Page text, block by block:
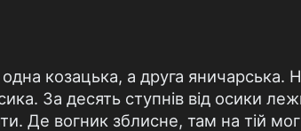
козацька, а друга яничарська.
За десять ступнів від осики
Де вогник зблисне, там на тій